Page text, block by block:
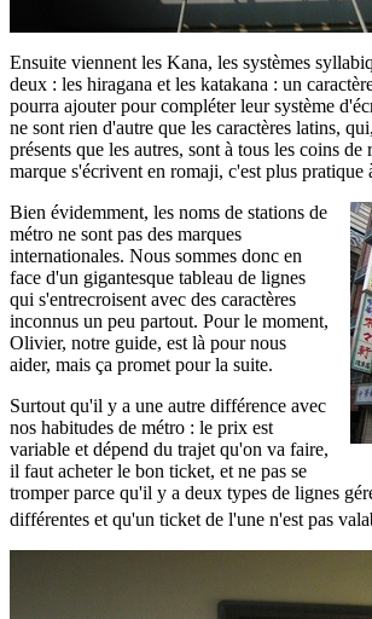
Ensuite viennent les Kana, les systèmes
deux : les hiragana et les katakana : un
pourra ajouter pour compléter leur système
ne sont rien d'autre que les caractères latins,
présents que les autres, sont à tous les coins de
marque s'écrivent en romaji, c'est plus pratique
Bien évidemment, les noms de stations de
métro ne sont pas des marques
internationales. Nous sommes donc en
face d'un gigantesque tableau de lignes
qui s'entrecroisent avec des caractères
inconnus un peu partout. Pour le moment,
Olivier, notre guide, est là pour nous
aider, mais ça promet pour la suite.
Surtout qu'il y a une autre différence avec
nos habitudes de métro : le prix est
variable et dépend du trajet qu'on va faire,
il faut acheter le bon ticket, et ne pas se
tromper parce qu'il y a deux types de lignes
différentes et qu'un ticket de l'une n'est pas